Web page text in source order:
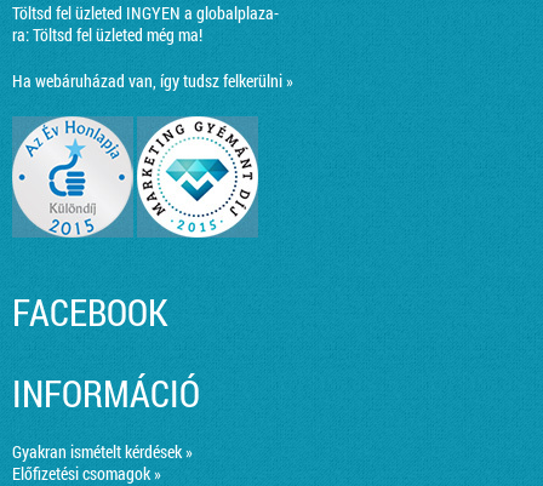
Töltsd fel üzleted INGYEN a globalplaza-
ra:Töltsd fel üzleted még ma!
Ha webáruházad van, így tudsz felkerülni »
FACEBOOK
INFORMÁCIÓ
Gyakran ismételt kérdések »
Előfizetési csomagok »